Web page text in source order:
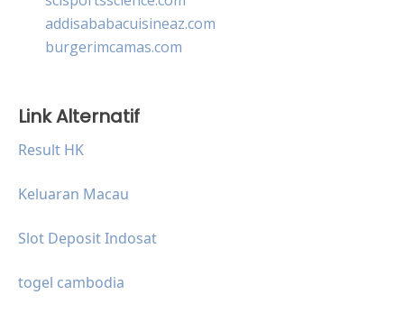
addisababacuisineaz.com
burgerimcamas.com
Link Alternatif
Result HK
Keluaran Macau
Slot Deposit Indosat
togel cambodia